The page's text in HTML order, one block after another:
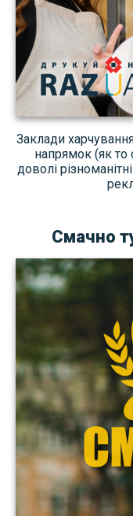
Заклади
напрямок (як то
доволі
Смачно